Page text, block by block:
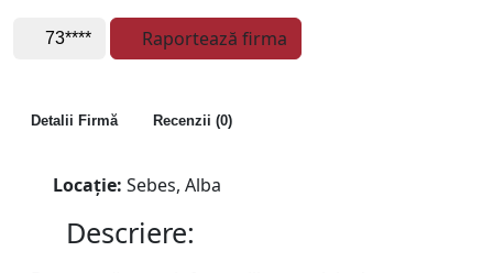
73**** Raportează firma
Detalii Firmă Recenzii (0)
Locație: Sebes, Alba
Descriere: